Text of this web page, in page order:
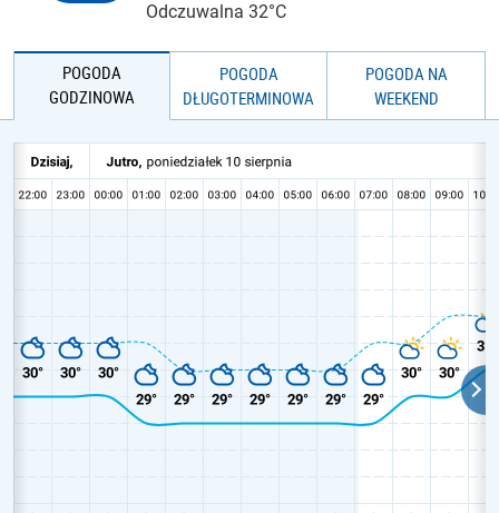
Odczuwalna 32°C
POGODA
GODZINOWA
POGODA
DŁUGOTERMINOWA
POGODA NA
WEEKEND